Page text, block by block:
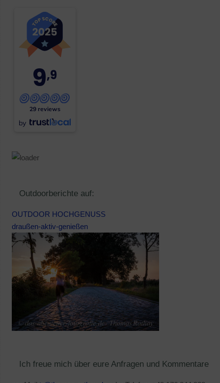
9,9
29 reviews
by
Outdoorberichte auf:
OUTDOOR HOCHGENUSS
draußen-aktiv-genießen
Ich freue mich über eure Anfragen und Kommentare